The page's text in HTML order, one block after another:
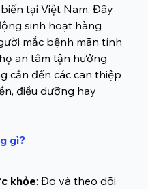
tại Việt Nam. Đây
sinh hoạt hàng
mắc bệnh mãn tính
an tâm tận hưởng
cần đến các can thiệp
điều dưỡng hay
gì?
khỏe: Đo và theo dõi